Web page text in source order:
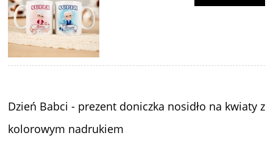
Dzień Babci - prezent doniczka nosidło na kwiaty z
kolorowym nadrukiem